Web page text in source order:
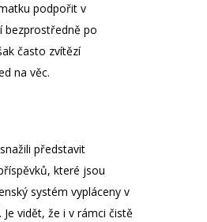
podpořit v
bezprostředně po
často zvítězí
na věc.
představit
které jsou
systém vypláceny v
vidět, že i v rámci čistě